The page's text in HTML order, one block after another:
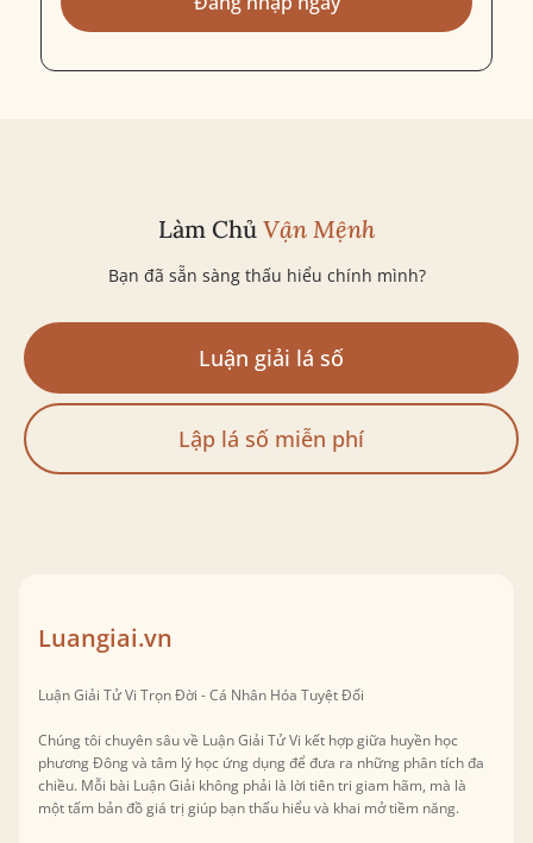
Làm Chủ Vận Mệnh
Bạn đã sẵn sàng thấu hiểu chính mình?
Luận giải lá số
Lập lá số miễn phí
Luangiai.vn
Luận Giải Tử Vi Trọn Đời - Cá Nhân Hóa Tuyệt Đối
Chúng tôi chuyên sâu về Luận Giải Tử Vi kết hợp giữa huyền học
phương Đông và tâm lý học ứng dụng để đưa ra những phân tích đa
chiều. Mỗi bài Luận Giải không phải là lời tiên tri giam hãm, mà là
một tấm bản đồ giá trị giúp bạn thấu hiểu và khai mở tiềm năng.